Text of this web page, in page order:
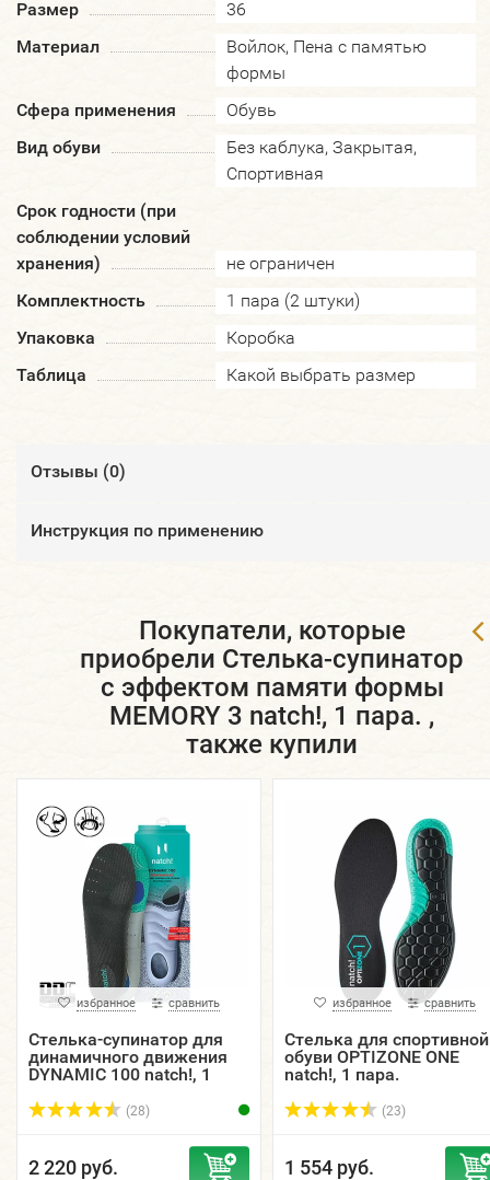
Размер
36
Материал
Войлок, Пена с памятью
формы
Сфера применения
Обувь
Вид обуви
Без каблука, Закрытая,
Спортивная
Срок годности (при
соблюдении условий
хранения)
не ограничен
Комплектность
1 пара (2 штуки)
Упаковка
Коробка
Таблица
Какой выбрать размер
Отзывы (0)
Инструкция по применению
Покупатели, которые
приобрели Стелька-супинатор
с эффектом памяти формы
MEMORY 3 natch!, 1 пара. ,
также купили
избранное сравнить
Стелька-супинатор для
динамичного движения
DYNAMIC 100 natch!, 1
(28)
2 220 руб.
избранное сравнить
Стелька для спортивной
обуви OPTIZONE ONE
natch!, 1 пара.
(23)
1 554 руб.